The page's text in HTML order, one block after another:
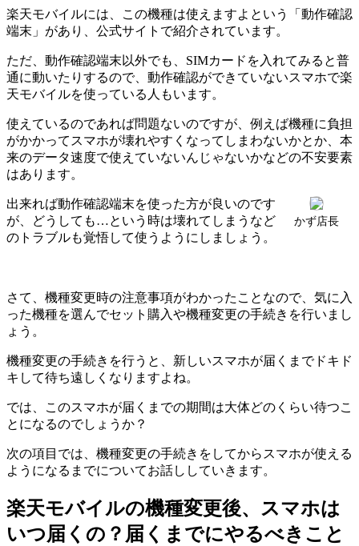
楽天モバイルには、この機種は使えますよという「動作確認
端末」があり、公式サイトで紹介されています。
ただ、動作確認端末以外でも、SIMカードを入れてみると普
通に動いたりするので、動作確認ができていないスマホで楽
天モバイルを使っている人もいます。
使えているのであれば問題ないのですが、例えば機種に負担
がかかってスマホが壊れやすくなってしまわないかとか、本
来のデータ速度で使えていないんじゃないかなどの不安要素
はあります。
出来れば動作確認端末を使った方が良いのです
が、どうしても…という時は壊れてしまうなど
のトラブルも覚悟して使うようにしましょう。
かず店長
さて、機種変更時の注意事項がわかったことなので、気に入
った機種を選んでセット購入や機種変更の手続きを行いまし
ょう。
機種変更の手続きを行うと、新しいスマホが届くまでドキド
キして待ち遠しくなりますよね。
では、このスマホが届くまでの期間は大体どのくらい待つこ
とになるのでしょうか？
次の項目では、機種変更の手続きをしてからスマホが使える
ようになるまでについてお話ししていきます。
楽天モバイルの機種変更後、スマホは
いつ届くの？届くまでにやるべきこと